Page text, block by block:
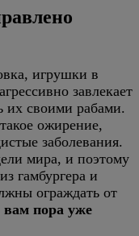
игрушки в
завлекает
их своими рабами.
ожирение,
заболевания.
мира, и поэтому
гамбургера и
ограждать от
вам пора уже